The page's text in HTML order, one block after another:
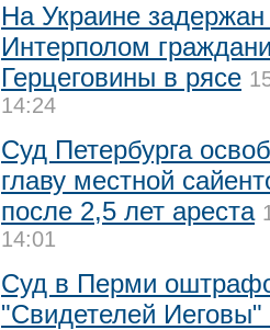
На Украине
Интерполом
Герцеговины в рясе
14:24
Суд Петербурга
главу местной
после 2,5 лет ареста
14:01
Суд в Перми
"Свидетелей